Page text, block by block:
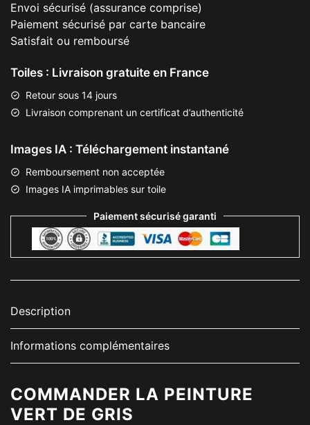
Envoi sécurisé (assurance comprise)
Paiement sécurisé par carte bancaire
Satisfait ou remboursé
Toiles : Livraison gratuite en France
Retour sous 14 jours
Livraison comprenant un certificat d’authenticité
Images IA : Téléchargement instantané
Remboursement non acceptée
Images IA imprimables sur toile
Paiement sécurisé garanti
Description
Informations complémentaires
COMMANDER LA PEINTURE
VERT DE GRIS